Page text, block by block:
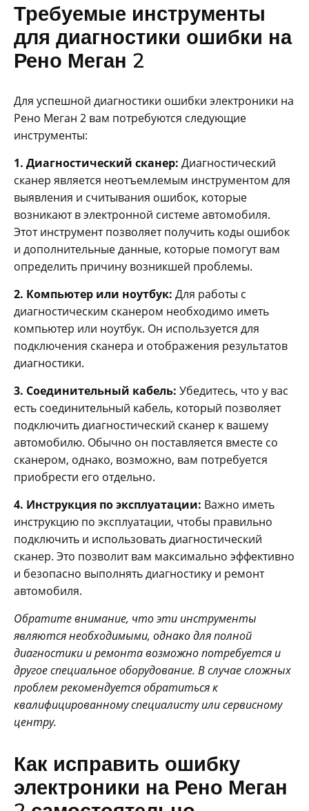
Требуемые инструменты
для диагностики ошибки на
Рено Меган 2
Для успешной диагностики ошибки электроники на
Рено Меган 2 вам потребуются следующие
инструменты:
1. Диагностический сканер: Диагностический
сканер является неотъемлемым инструментом для
выявления и считывания ошибок, которые
возникают в электронной системе автомобиля.
Этот инструмент позволяет получить коды ошибок
и дополнительные данные, которые помогут вам
определить причину возникшей проблемы.
2. Компьютер или ноутбук: Для работы с
диагностическим сканером необходимо иметь
компьютер или ноутбук. Он используется для
подключения сканера и отображения результатов
диагностики.
3. Соединительный кабель: Убедитесь, что у вас
есть соединительный кабель, который позволяет
подключить диагностический сканер к вашему
автомобилю. Обычно он поставляется вместе со
сканером, однако, возможно, вам потребуется
приобрести его отдельно.
4. Инструкция по эксплуатации: Важно иметь
инструкцию по эксплуатации, чтобы правильно
подключить и использовать диагностический
сканер. Это позволит вам максимально эффективно
и безопасно выполнять диагностику и ремонт
автомобиля.
Обратите внимание, что эти инструменты
являются необходимыми, однако для полной
диагностики и ремонта возможно потребуется и
другое специальное оборудование. В случае сложных
проблем рекомендуется обратиться к
квалифицированному специалисту или сервисному
центру.
Как исправить ошибку
электроники на Рено Меган